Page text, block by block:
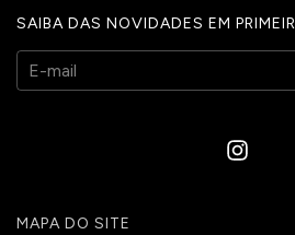
SAIBA DAS NOVIDADES EM
MAPA DO SITE